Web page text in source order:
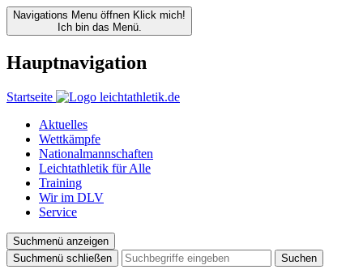
Navigations Menu öffnen Klick mich!
Ich bin das Menü.
Hauptnavigation
Startseite
Aktuelles
Wettkämpfe
Nationalmannschaften
Leichtathletik für Alle
Training
Wir im DLV
Service
Suchmenü anzeigen
Suchmenü schließen
Suchen